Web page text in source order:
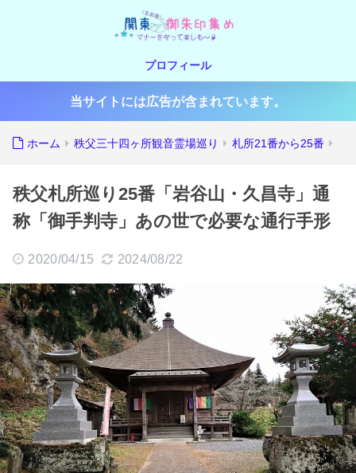
プロフィール
当サイトには広告が含まれています。
ホーム 秩父三十四ヶ所観音霊場巡り 札所21番から25番
秩父札所巡り25番「岩谷山・久昌寺」通
称「御手判寺」あの世で必要な通行手形
2020/04/15 2024/08/22